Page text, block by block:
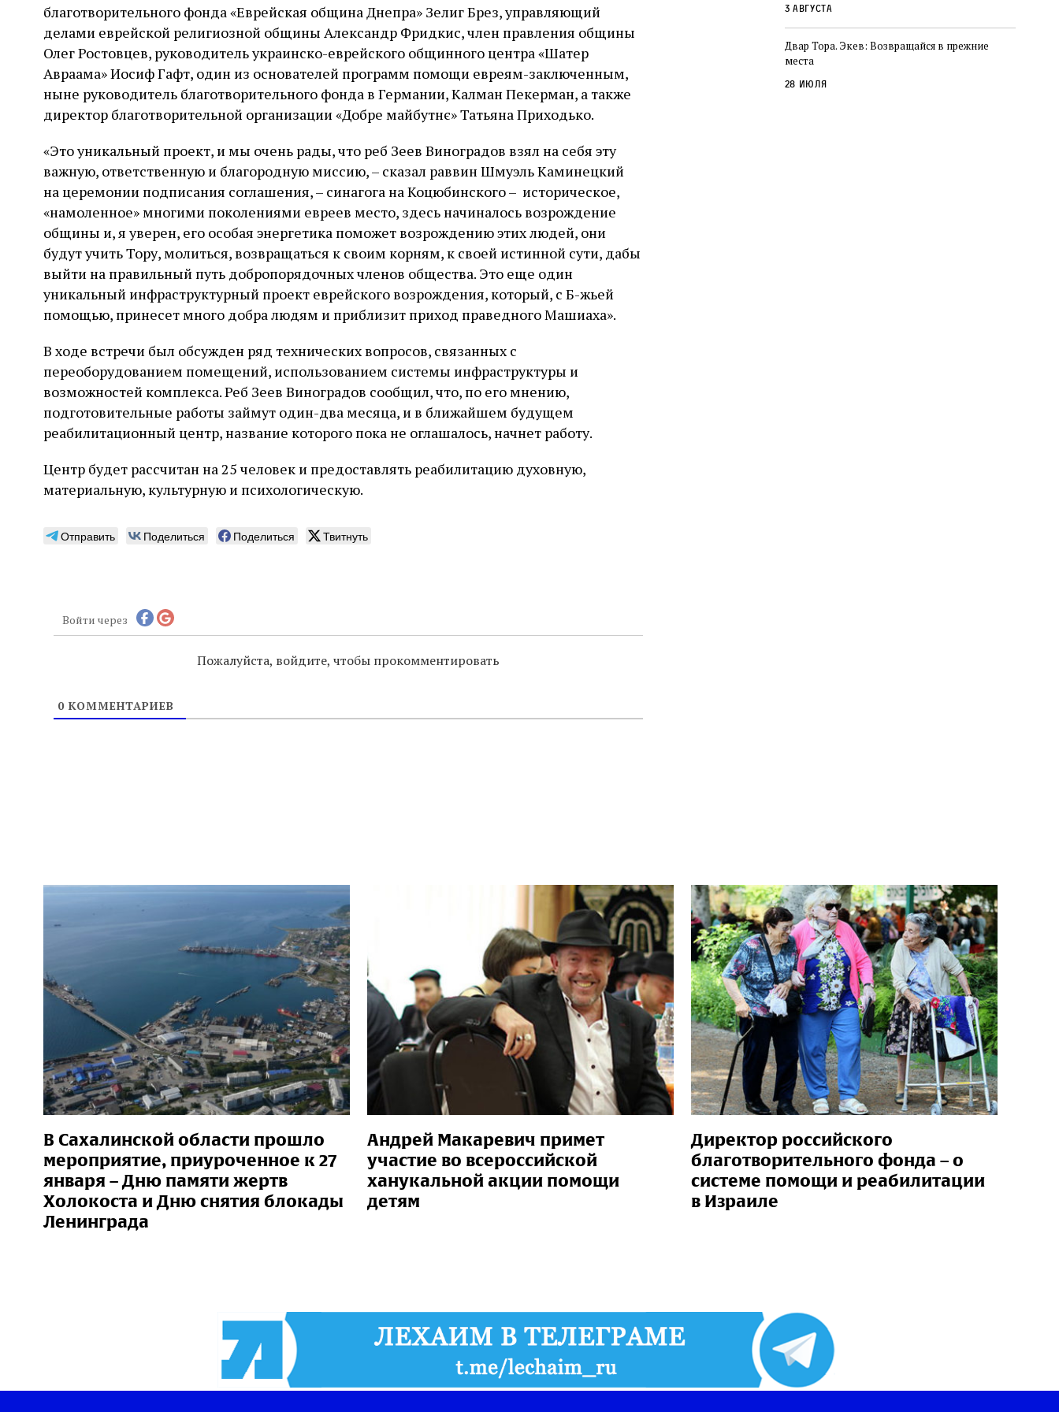
благотворительного фонда «Еврейская община Днепра» Зелиг Брез, управляющий
делами еврейской религиозной общины Александр Фридкис, член правления общины
Олег Ростовцев, руководитель украинско-еврейского общинного центра «Шатер
Авраама» Иосиф Гафт, один из основателей программ помощи евреям-заключенным,
ныне руководитель благотворительного фонда в Германии, Калман Пекерман, а также
директор благотворительной организации «Добре майбутнє» Татьяна Приходько.
«Это уникальный проект, и мы очень рады, что реб Зеев Виноградов взял на себя эту
важную, ответственную и благородную миссию, – сказал раввин Шмуэль Каминецкий
на церемонии подписания соглашения, – синагога на Коцюбинского – историческое,
«намоленное» многими поколениями евреев место, здесь начиналось возрождение
общины и, я уверен, его особая энергетика поможет возрождению этих людей, они
будут учить Тору, молиться, возвращаться к своим корням, к своей истинной сути, дабы
выйти на правильный путь добропорядочных членов общества. Это еще один
уникальный инфраструктурный проект еврейского возрождения, который, с Б-жьей
помощью, принесет много добра людям и приблизит приход праведного Машиаха».
В ходе встречи был обсужден ряд технических вопросов, связанных с
переоборудованием помещений, использованием системы инфраструктуры и
возможностей комплекса. Реб Зеев Виноградов сообщил, что, по его мнению,
подготовительные работы займут один-два месяца, и в ближайшем будущем
реабилитационный центр, название которого пока не оглашалось, начнет работу.
Центр будет рассчитан на 25 человек и предоставлять реабилитацию духовную,
материальную, культурную и психологическую.
Отправить Поделиться Поделиться Твитнуть
Войти через
Пожалуйста, войдите, чтобы прокомментировать
0КОММЕНТАРИЕВ
3 августа
Двар Тора. Экев: Возвращайся в прежние
места
28 июля
В Сахалинской области прошло
мероприятие, приуроченное к 27
января – Дню памяти жертв
Холокоста и Дню снятия блокады
Ленинграда
Андрей Макаревич примет
участие во всероссийской
ханукальной акции помощи
детям
Директор российского
благотворительного фонда – о
системе помощи и реабилитации
в Израиле